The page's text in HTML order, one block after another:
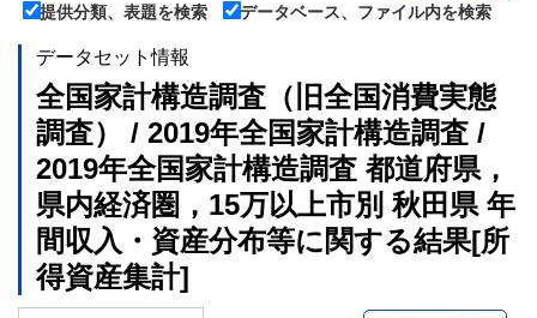
提供分類、表題を検索
データベース、ファイル内を検索
データセット情報
全国家計構造調査（旧全国消費実態
調査） / 2019年全国家計構造調査 /
2019年全国家計構造調査 都道府県，
県内経済圏，15万以上市別 秋田県 年
間収入・資産分布等に関する結果[所
得資産集計]